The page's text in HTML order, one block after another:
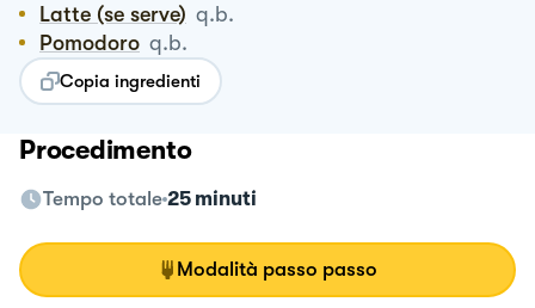
Latte (se serve) q.b.
Pomodoro q.b.
Copia ingredienti
Procedimento
Tempo totale 25 minuti
Modalità passo passo